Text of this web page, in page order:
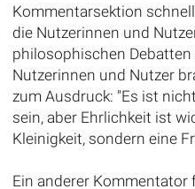
Kommentarsektion
die Nutzerinnen und
philosophischen
Nutzerinnen und Nutzer
zum Ausdruck: "Es ist
sein, aber Ehrlichkeit ist
Kleinigkeit, sondern eine
Ein anderer Kommentator